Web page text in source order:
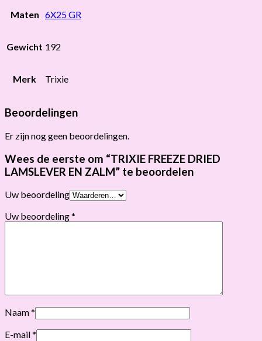
Maten 6X25 GR
Gewicht 192
Merk Trixie
Beoordelingen
Er zijn nog geen beoordelingen.
Wees de eerste om “TRIXIE FREEZE DRIED
LAMSLEVER EN ZALM” te beoordelen
Uw beoordeling
Uw beoordeling*
Naam*
E-mail*